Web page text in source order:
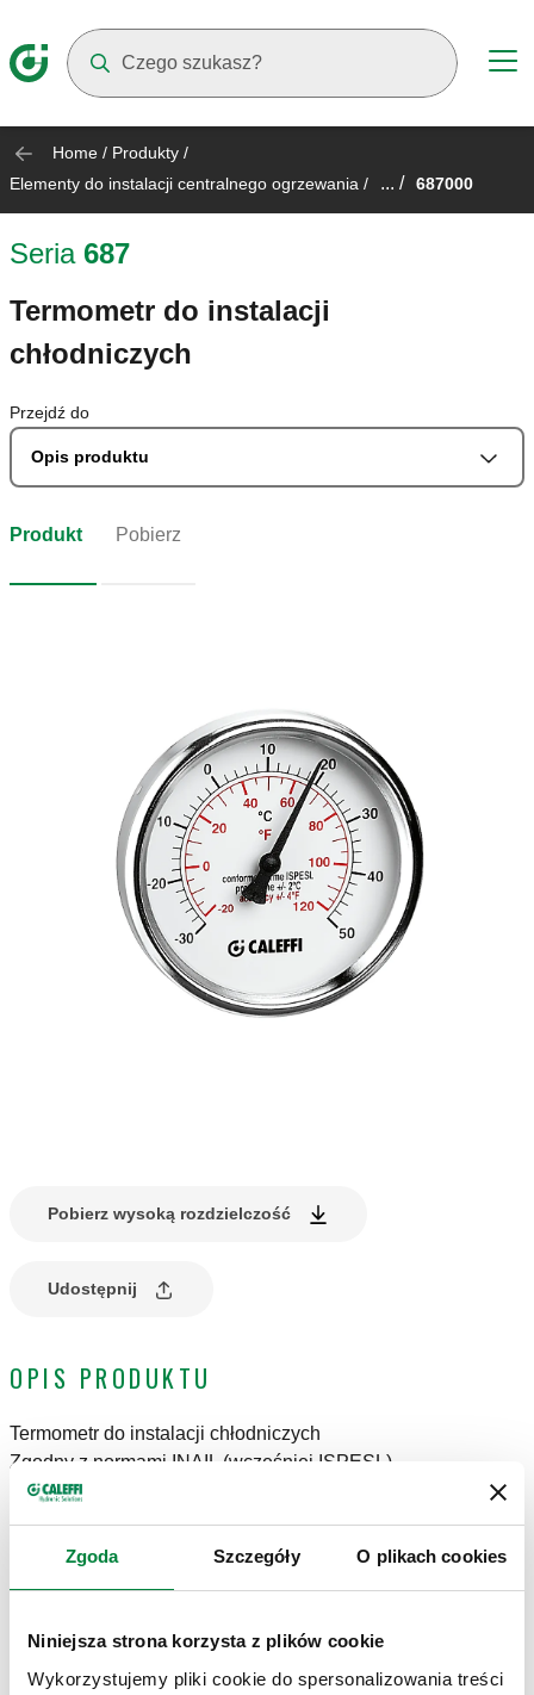
Zgoda Szczegóły O plikach cookies
Niniejsza strona korzysta z plików cookie
Wykorzystujemy pliki cookie do spersonalizowania treści
Home / Produkty /
Elementy do instalacji centralnego ogrzewania / ... / 687000
Seria 687
Termometr do instalacji
chłodniczych
Przejdź do
Opis produktu
Produkt Pobierz
Pobierz wysoką rozdzielczość
Udostępnij
OPIS PRODUKTU
Termometr do instalacji chłodniczych
Zgodny z normami INAIL (wcześniej ISPESL)
Z tuleją.
DANE TECHNICZNE
:80 mm
Klasa dokładności:Termometr UNI 2